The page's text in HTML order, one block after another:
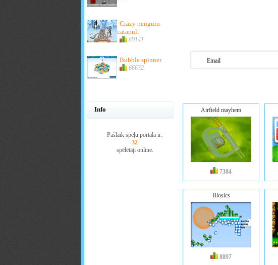
Crazy penguin
catapult
69141
Bubble spinner
66632
Info
Pašlaik spēļu portālā ir:
32
spēlētāji online.
Email
Airfield mayhem
7384
Blosics
8897